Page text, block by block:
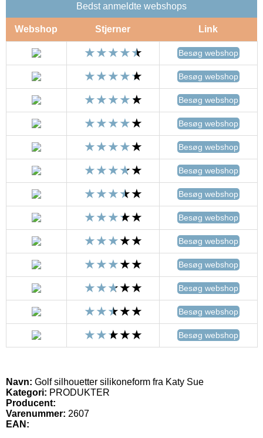
Bedst anmeldte webshops
Webshop Stjerner Link
Besøg webshop
Besøg webshop
Besøg webshop
Besøg webshop
Besøg webshop
Besøg webshop
Besøg webshop
Besøg webshop
Besøg webshop
Besøg webshop
Besøg webshop
Besøg webshop
Besøg webshop
Navn: Golf silhouetter silikoneform fra Katy Sue
Kategori: PRODUKTER
Producent:
Varenummer: 2607
EAN: